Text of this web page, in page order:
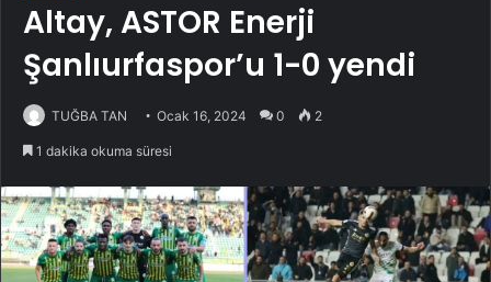
Altay, ASTOR Enerji
Şanlıurfaspor’u 1-0 yendi
TUĞBA TAN Ocak 16, 2024 0 2
1 dakika okuma süresi